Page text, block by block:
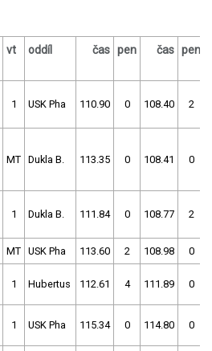
vt oddíl čas pen čas pen
1 USK Pha 110.90 0 108.40 2
MT Dukla B. 113.35 0 108.41 0
1 Dukla B. 111.84 0 108.77 2
MT USK Pha 113.60 2 108.98 0
1 Hubertus 112.61 4 111.89 0
1 USK Pha 115.34 0 114.80 0